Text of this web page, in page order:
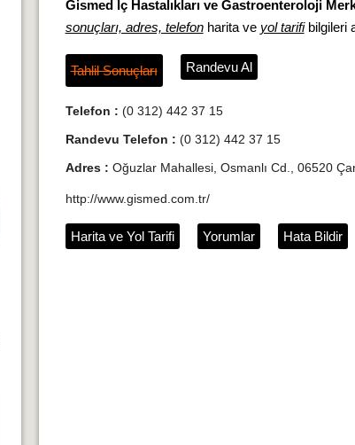
Gismed İç Hastalıkları ve Gastroenteroloji
sonuçları, adres, telefonharita ve yol tarifibilgileri
Tahlil Sonuçları Randevu Al
Telefon : (0 312) 442 37 15
Randevu Telefon : (0 312) 442 37 15
Adres : Oğuzlar Mahallesi, Osmanlı Cd., 06520
http://www.gismed.com.tr/
Harita ve Yol Tarifi Yorumlar Hata Bildir